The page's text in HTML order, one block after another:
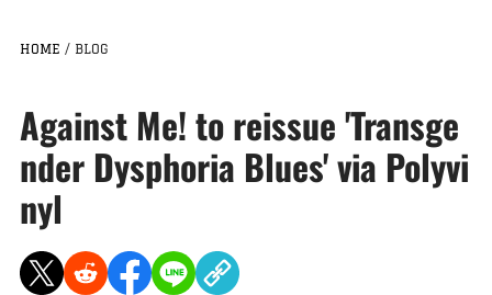
HOME / BLOG
Against Me! to reissue 'Transge
nder Dysphoria Blues' via Polyvi
nyl